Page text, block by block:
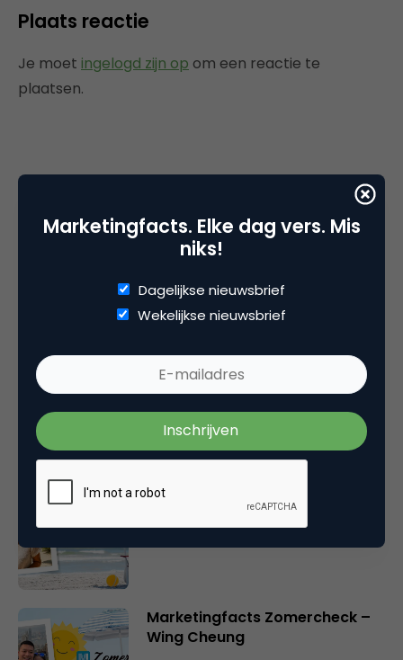
Plaats reactie
Je moet ingelogd zijn op om een reactie te
plaatsen.
Gerelateerde artikelen
Marketingfacts Zomercheck –
Durk Bosma
Marketingfacts Zomercheck –
Roel Stavorinus
Marketingfacts Zomercheck –
Marketingfacts Zomercheck –
Wing Cheung
Marketingfacts. Elke dag vers. Mis
niks!
Dagelijkse nieuwsbrief
Wekelijkse nieuwsbrief